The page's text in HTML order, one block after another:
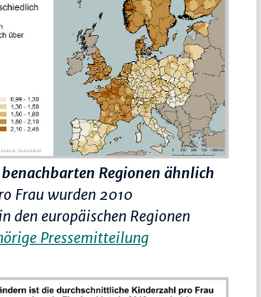
Regionen ähnlich
Frau wurden 2010
den europäischen Regionen
Pressemitteilung